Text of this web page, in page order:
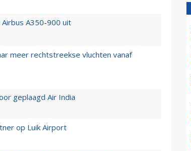
A350-900 uit
meer rechtstreekse vluchten vanaf
geplaagd Air India
op Luik Airport